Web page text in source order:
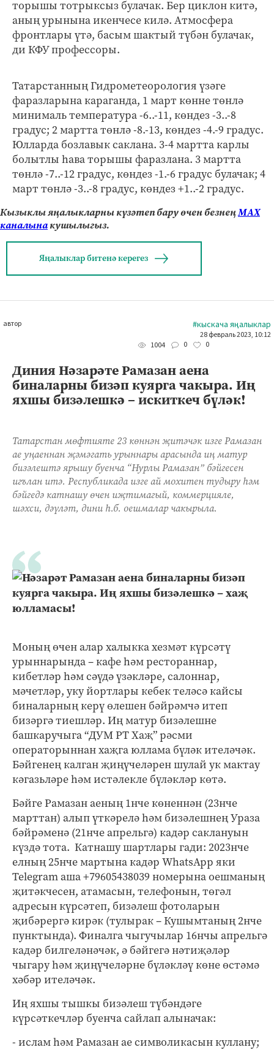
торышы тотрыксыз булачак. Бер циклон китә,
аның урынына икенчесе килә. Атмосфера
фронтлары үтә, басым шактый түбән булачак,
ди КФУ профессоры.
Татарстанның Гидрометеорология үзәге
фаразларына караганда, 1 март көнне төнлә
минималь температура -6..-11, көндез -3..-8
градус; 2 мартта төнлә -8.-13, көндез -4.-9 градус.
Юлларда бозлавык саклана. 3-4 мартта карлы
болытлы һава торышы фаразлана. 3 мартта
төнлә -7..-12 градус, көндез -1.-6 градус булачак; 4
март төнлә -3..-8 градус, көндез +1..-2 градус.
Кызыклы яңалыкларны күзәтеп бару өчен безнеңМАХ
каналынакушылыгыз.
Яңалыклар битенә керегез
автор #кыскача яңалыклар
28 февраль 2023, 10:12
1004
0 0
Диния Нәзарәте Рамазан аена
биналарны бизәп куярга чакыра. Иң
яхшы бизәлешкә – искиткеч бүләк!
Татарстан мөфтияте 23 көннән җитәчәк изге Рамазан
ае уңаеннан җәмәгать урыннары арасында иң матур
бизәлештә ярышу буенча “Нурлы Рамазан” бәйгесен
игълан итә. Республикада изге ай мохитен тудыру һәм
бәйгедә катнашу өчен иҗтимагый, коммерцияле,
шәхси, дәүләт, дини һ.б. оешмалар чакырыла.
Моның өчен алар халыкка хезмәт күрсәтү
урыннарында – кафе һәм рестораннар,
кибетләр һәм сәүдә үзәкләре, салоннар,
мәчетләр, уку йортлары кебек теләсә кайсы
биналарның керү өлешен бәйрәмчә итеп
бизәргә тиешләр. Иң матур бизәлешне
башкаручыга “ДУМ РТ Хаҗ” рәсми
операторыннан хаҗга юллама бүләк ителәчәк.
Бәйгенең калган җиңүчеләрен шулай ук мактау
кәгазьләре һәм истәлекле бүләкләр көтә.
Бәйге Рамазан аеның 1нче көненнән (23нче
марттан) алып үткәрелә һәм бизәлешнең Ураза
бәйрәменә (21нче апрельгә) кадәр саклануын
күздә тота. Катнашу шартлары гади: 2023нче
елның 25нче мартына кадәр WhatsApp яки
Telegram аша +79605438039 номерына оешманың
җитәкчесен, атамасын, телефонын, төгәл
адресын күрсәтеп, бизәлеш фотоларын
җибәрергә кирәк (тулырак – Кушымтаның 2нче
пунктында). Финалга чыгучылар 16нчы апрельгә
кадәр билгеләнәчәк, ә бәйгегә нәтиҗәләр
чыгару һәм җиңүчеләрне бүләкләү көне өстәмә
хәбәр ителәчәк.
Иң яхшы тышкы бизәлеш түбәндәге
күрсәткечләр буенча сайлап алыначак:
- ислам һәм Рамазан ае символикасын куллану;